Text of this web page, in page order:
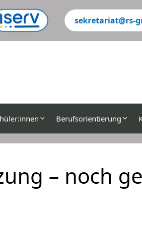
sekretariat@rs-
Berufsorientierung
– noch